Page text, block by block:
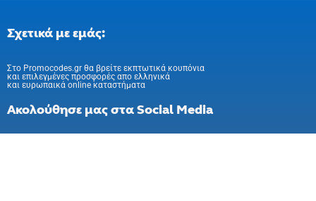
Σχετικά με εμάς:
Στo Promocodes.gr θα βρείτε εκπτωτικά κουπόνια
και επιλεγμένες προσφορές απο ελληνικά
και ευρωπαικά online καταστήματα
Ακολούθησε μας στα Social Media